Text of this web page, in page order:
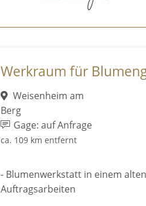
Werkraum für
Weisenheim am
Berg
Gage: auf Anfrage
ca. 109 km entfernt
- Blumenwerkstatt in einem
Auftragsarbeiten